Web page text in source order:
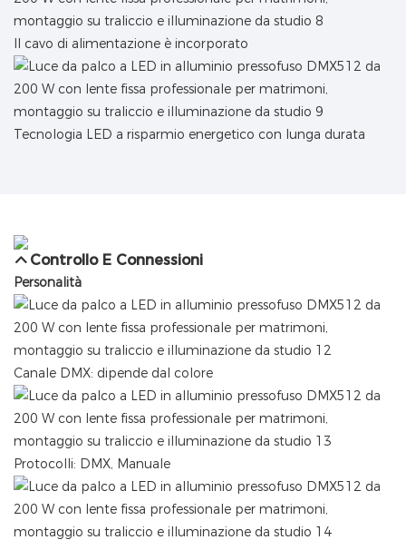
Il cavo di alimentazione è incorporato
Tecnologia LED a risparmio energetico con lunga durata
Controllo E Connessioni
Personalità
Canale DMX: dipende dal colore
Protocolli: DMX, Manuale